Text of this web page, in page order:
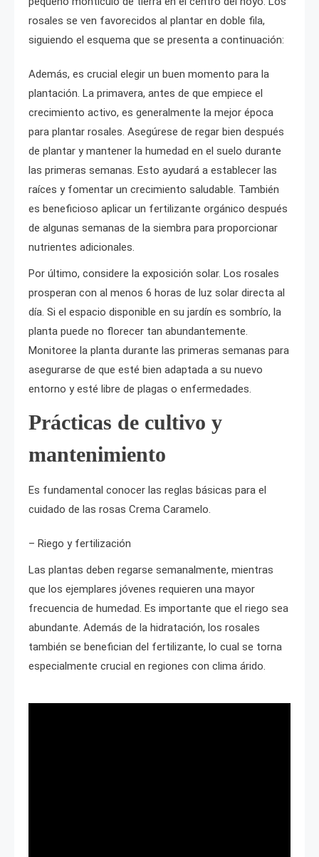
rosales se ven favorecidos al plantar en doble fila,
siguiendo el esquema que se presenta a continuación:
Además, es crucial elegir un buen momento para la
plantación. La primavera, antes de que empiece el
crecimiento activo, es generalmente la mejor época
para plantar rosales. Asegúrese de regar bien después
de plantar y mantener la humedad en el suelo durante
las primeras semanas. Esto ayudará a establecer las
raíces y fomentar un crecimiento saludable. También
es beneficioso aplicar un fertilizante orgánico después
de algunas semanas de la siembra para proporcionar
nutrientes adicionales.
Por último, considere la exposición solar. Los rosales
prosperan con al menos 6 horas de luz solar directa al
día. Si el espacio disponible en su jardín es sombrío, la
planta puede no florecer tan abundantemente.
Monitoree la planta durante las primeras semanas para
asegurarse de que esté bien adaptada a su nuevo
entorno y esté libre de plagas o enfermedades.
Prácticas de cultivo y
mantenimiento
Es fundamental conocer las reglas básicas para el
cuidado de las rosas Crema Caramelo.
– Riego y fertilización
Las plantas deben regarse semanalmente, mientras
que los ejemplares jóvenes requieren una mayor
frecuencia de humedad. Es importante que el riego sea
abundante. Además de la hidratación, los rosales
también se benefician del fertilizante, lo cual se torna
especialmente crucial en regiones con clima árido.